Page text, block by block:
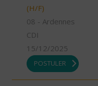
(H/F)
08 - Ardennes
CDI
15/12/2025
POSTULER